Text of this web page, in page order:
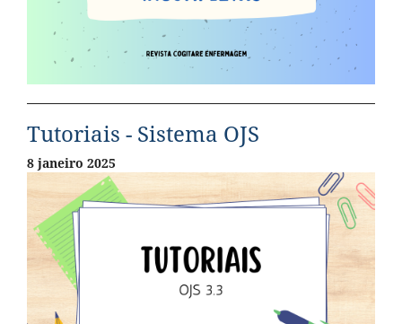
Tutoriais - Sistema OJS
8 janeiro 2025